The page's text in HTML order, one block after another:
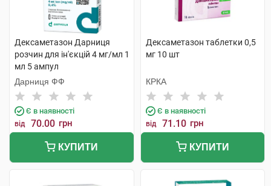
Дексаметазон Дарниця
розчин для ін'єкцій 4 мг/мл 1
мл 5 ампул
Дарниця ФФ
Є в наявності
від 70.00 грн
КУПИТИ
Дексаметазон таблетки 0,5
мг 10 шт
КРКА
Є в наявності
від 71.10 грн
КУПИТИ